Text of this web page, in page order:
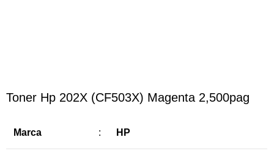
Toner Hp 202X (CF503X) Magenta 2,500pag
Marca : HP